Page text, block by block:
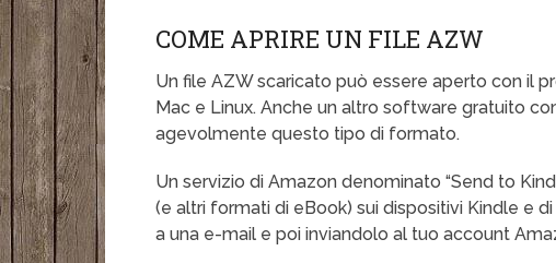
COME APRIRE UN FILE AZW
Un file AZW scaricato può essere aperto con il
Mac e Linux. Anche un altro software gratuito
agevolmente questo tipo di formato.
Un servizio di Amazon denominato “Send to
(e altri formati di eBook) sui dispositivi Kindle e
a una e-mail e poi inviandolo al tuo account